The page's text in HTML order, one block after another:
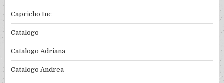
Capricho Inc
Catalogo
Catalogo Adriana
Catalogo Andrea